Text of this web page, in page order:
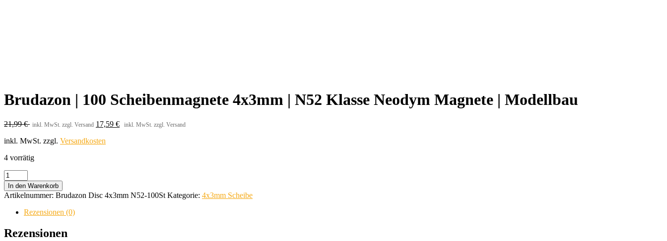
Brudazon | 100 Scheibenmagnete 4x3mm | N52 Klasse Neodym Magnete | Modellbau
21,99€ inkl. MwSt. zzgl. Versand 17,59 € inkl. MwSt. zzgl. Versand
inkl. MwSt. zzgl. Versandkosten
4 vorrätig
Brudazon
|
100
Scheibenmagnete
4x3mm
N52
Klasse
In den Warenkorb
Artikelnummer: Brudazon Disc 4x3mm N52-100St Kategorie: 4x3mm Scheibe
Rezensionen (0)
Rezensionen